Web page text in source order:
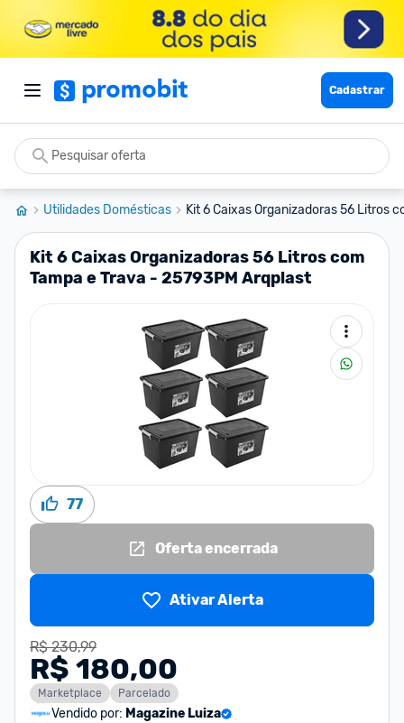
Cadastrar
Utilidades Domésticas Kit 6 Caixas Organizadoras 56 Litros
Kit 6 Caixas Organizadoras 56 Litros com
Tampa e Trava - 25793PM Arqplast
77
Oferta encerrada
Ativar Alerta
R$ 230,99
R$ 180,00
Marketplace Parcelado
Vendido por: Magazine Luiza